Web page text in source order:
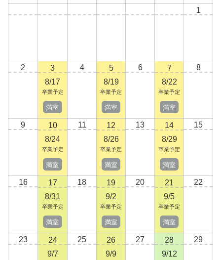
1
2
3
8/17
卒業予定
満室
4
5
8/19
卒業予定
満室
6
7
8/22
卒業予定
満室
8
9
10
8/24
卒業予定
満室
11
12
8/26
卒業予定
満室
13
14
8/29
卒業予定
満室
15
16
17
8/31
卒業予定
満室
18
19
9/2
卒業予定
満室
20
21
9/5
卒業予定
満室
22
23
24
9/7
25
26
9/9
27
28
9/12
29